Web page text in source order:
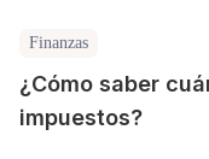
Finanzas
¿Cómo saber
impuestos?